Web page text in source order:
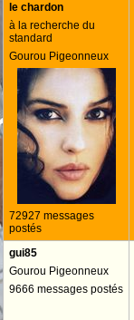
le chardon
à la recherche du
standard
Gourou Pigeonneux
72927 messages
postés
gui85
Gourou Pigeonneux
9666 messages postés